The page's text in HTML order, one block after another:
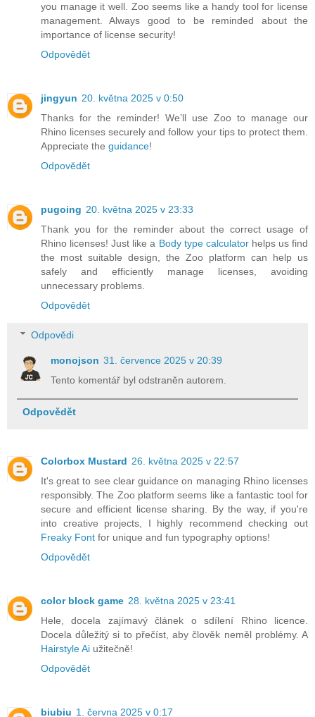
you manage it well. Zoo seems like a handy tool for license
management. Always good to be reminded about the
importance of license security!
Odpovědět
jingyun 20. května 2025 v 0:50
Thanks for the reminder! We’ll use Zoo to manage our
Rhino licenses securely and follow your tips to protect them.
Appreciate the guidance!
Odpovědět
pugoing 20. května 2025 v 23:33
Thank you for the reminder about the correct usage of
Rhino licenses! Just like a Body type calculatorhelps us find
the most suitable design, the Zoo platform can help us
safely and efficiently manage licenses, avoiding
unnecessary problems.
Odpovědět
Odpovědi
monojson 31. července 2025 v 20:39
Tento komentář byl odstraněn autorem.
Odpovědět
Colorbox Mustard 26. května 2025 v 22:57
It's great to see clear guidance on managing Rhino licenses
responsibly. The Zoo platform seems like a fantastic tool for
secure and efficient license sharing. By the way, if you're
into creative projects, I highly recommend checking out
Freaky Font for unique and fun typography options!
Odpovědět
color block game 28. května 2025 v 23:41
Hele, docela zajímavý článek o sdílení Rhino licence.
Docela důležitý si to přečíst, aby člověk neměl problémy. A
Hairstyle Ai užitečně!
Odpovědět
biubiu 1. června 2025 v 0:17